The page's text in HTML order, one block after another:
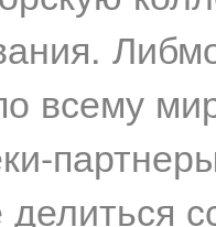
всему